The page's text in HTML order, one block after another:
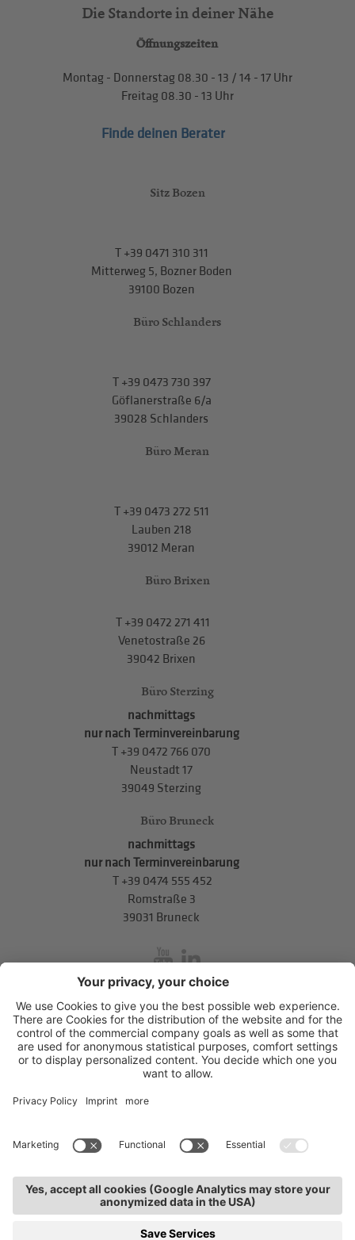
Die Standorte in deiner Nähe
Öffnungszeiten
Montag - Donnerstag 08.30 - 13 / 14 - 17 Uhr
Freitag 08.30 - 13 Uhr
Finde deinen Berater
Sitz Bozen
T+39 0471 310 311
Mitterweg 5, Bozner Boden
39100 Bozen
Büro Schlanders
T+39 0473 730 397
Göflanerstraße 6/a
39028 Schlanders
Büro Meran
T+39 0473 272 511
Lauben 218
39012 Meran
Büro Brixen
T+39 0472 271 411
Venetostraße 26
39042 Brixen
Büro Sterzing
nachmittags
nur nach Terminvereinbarung
T +39 0472 766 070
Neustadt 17
39049 Sterzing
Büro Bruneck
nachmittags
nur nach Terminvereinbarung
T +39 0474 555 452
Romstraße 3
39031 Bruneck
inService
Mitterweg 5, Bozner Boden,I-39100Bozen.T+39 0471 310
311.info@hds-bz.it
Impressum
Datenschutzerklärung